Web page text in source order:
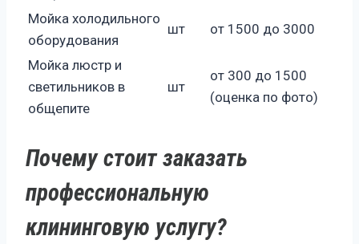
Мойка холодильного
оборудования
шт от 1500 до 3000
Мойка люстр и
светильников в
общепите
шт
от 300 до 1500
(оценка по фото)
Почему стоит заказать
профессиональную
клининговую услугу?